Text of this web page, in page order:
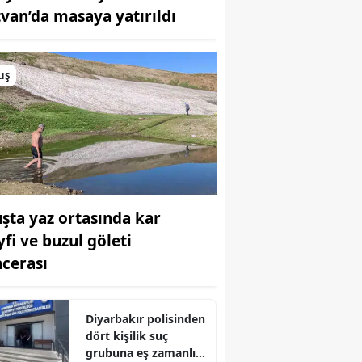
Bilecik
Bingöl
Bitlis
Bolu
Burdur
Bursa
Çanakkale
Çankırı
Denizli
Diyarbakır
masaya yatırıldı
yaz ortasında kar
ve buzul göleti
Diyarbakır polisinden
dört kişilik suç
grubuna eş zamanlı